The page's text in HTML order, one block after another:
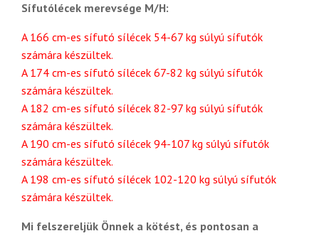
Sífutólécek merevsége M/H:
A 166 cm-es sífutó sílécek 54-67 kg súlyú sífutók
számára készültek.
A 174 cm-es sífutó sílécek 67-82 kg súlyú sífutók
számára készültek.
A 182 cm-es sífutó sílécek 82-97 kg súlyú sífutók
számára készültek.
A 190 cm-es sífutó sílécek 94-107 kg súlyú sífutók
számára készültek.
A 198 cm-es sífutó sílécek 102-120 kg súlyú sífutók
számára készültek.
Mi felszereljük Önnek a kötést, és pontosan a